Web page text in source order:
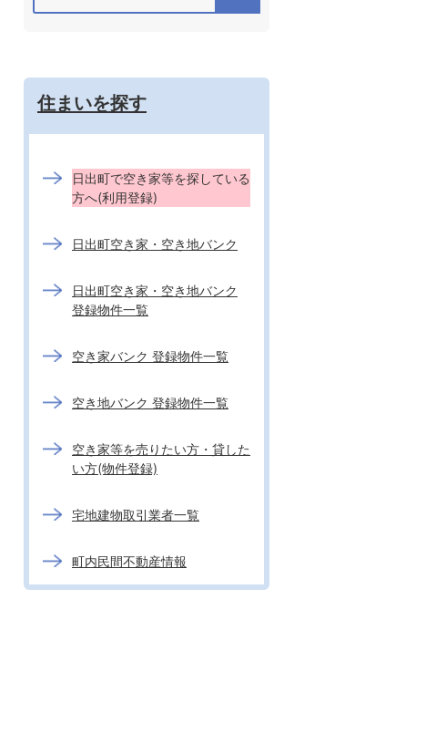
住まいを探す
日出町で空き家等を探している
方へ(利用登録)
日出町空き家・空き地バンク
日出町空き家・空き地バンク
登録物件一覧
空き家バンク 登録物件一覧
空き地バンク 登録物件一覧
空き家等を売りたい方・貸した
い方(物件登録)
宅地建物取引業者一覧
町内民間不動産情報